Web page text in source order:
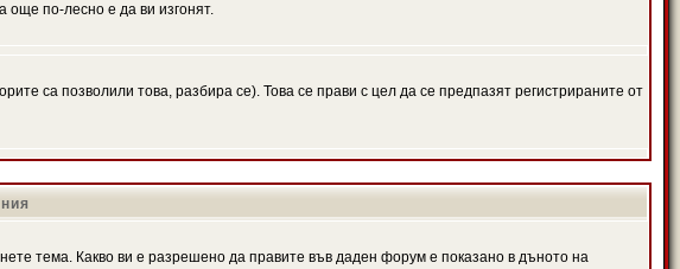
още по-лесно е да ви изгонят.
са позволили това, разбира се). Това се прави с цел да се предпазят регистрираните от
тема. Какво ви е разрешено да правите във даден форум е показано в дъното на